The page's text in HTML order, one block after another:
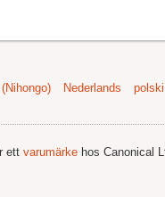
Nederlands polski
ett varumärke hos Canonical